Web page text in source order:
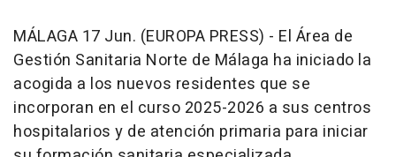
MÁLAGA 17 Jun. (EUROPA PRESS) - El Área de
Gestión Sanitaria Norte de Málaga ha iniciado la
acogida a los nuevos residentes que se
incorporan en el curso 2025-2026 a sus centros
hospitalarios y de atención primaria para iniciar